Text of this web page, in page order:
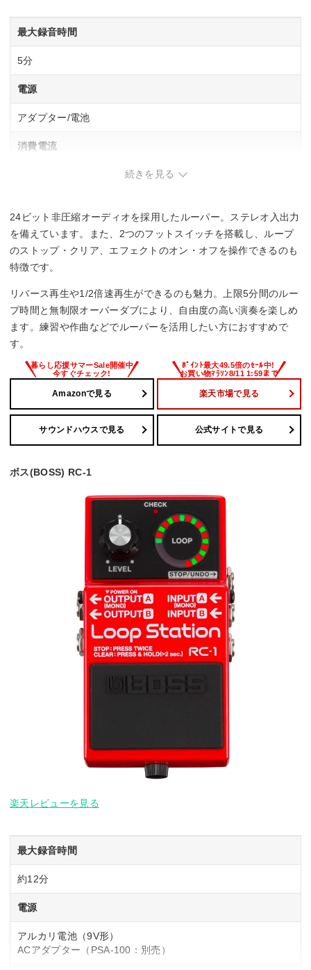
最大録音時間
5分
電源
アダプター/電池
消費電流
–
135x54x113 mm
重量
512 g
続きを見る
24ビット非圧縮オーディオを採用したルーパー。ステレオ入出力
を備えています。また、2つのフットスイッチを搭載し、ループ
のストップ・クリア、エフェクトのオン・オフを操作できるのも
特徴です。
リバース再生や1/2倍速再生ができるのも魅力。上限5分間のルー
プ時間と無制限オーバーダブにより、自由度の高い演奏を楽しめ
ます。練習や作曲などでルーパーを活用したい方におすすめで
す。
Amazonで見る 楽天市場で見る
サウンドハウスで見る 公式サイトで見る
ボス(BOSS) RC-1
楽天レビューを見る
最大録音時間
約12分
電源
アルカリ電池（9V形）
ACアダプター（PSA-100：別売）